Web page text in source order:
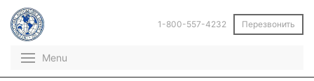
1-800-557-4232 Перезвонить
Menu